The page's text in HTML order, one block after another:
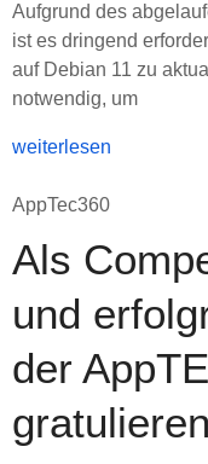
Aufgrund des
ist es dringend
auf Debian 11 zu
notwendig, um
weiterlesen
AppTec360
Als
und
der